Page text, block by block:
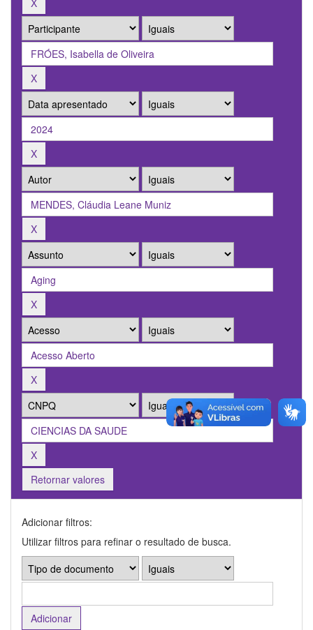
Retornar valores
Adicionar filtros:
Utilizar filtros para refinar o resultado de busca.